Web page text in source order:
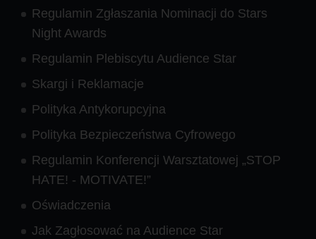
Regulamin Zgłaszania Nominacji do Stars
Night Awards
Regulamin Plebiscytu Audience Star
Skargi i Reklamacje
Polityka Antykorupcyjna
Polityka Bezpieczeństwa Cyfrowego
Regulamin Konferencji Warsztatowej „STOP
HATE! - MOTIVATE!”
Oświadczenia
Jak Zagłosować na Audience Star